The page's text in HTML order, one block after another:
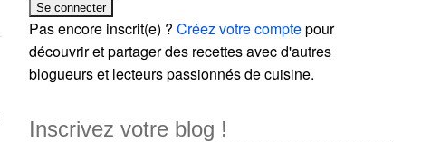
Pas encore inscrit(e) ?Créez votre comptepour
découvrir et partager des recettes avec d'autres
blogueurs et lecteurs passionnés de cuisine.
Inscrivez votre blog !